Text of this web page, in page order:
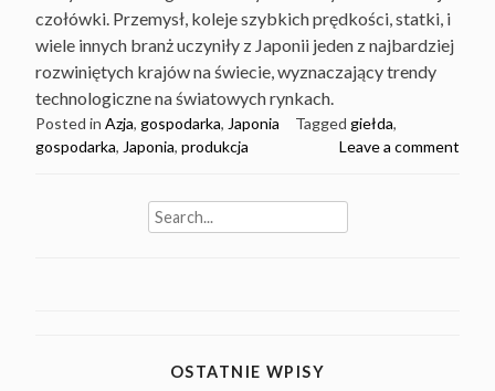
czołówki. Przemysł, koleje szybkich prędkości, statki, i
wiele innych branż uczyniły z Japonii jeden z najbardziej
rozwiniętych krajów na świecie, wyznaczający trendy
technologiczne na światowych rynkach.
Posted in Azja, gospodarka, Japonia Tagged giełda,
gospodarka, Japonia, produkcja Leave a comment
Search
for:
OSTATNIE WPISY